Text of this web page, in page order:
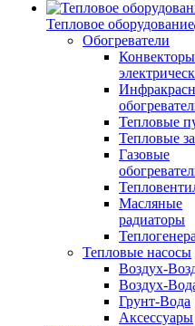
Тепловое оборудование
Обогреватели
Конвекторы
Тепловые
Тепловые
Газовые
Масляные
радиаторы
Тепловые насосы
Воздух-
Воздух-
Грунт-Вода
Аксессуары